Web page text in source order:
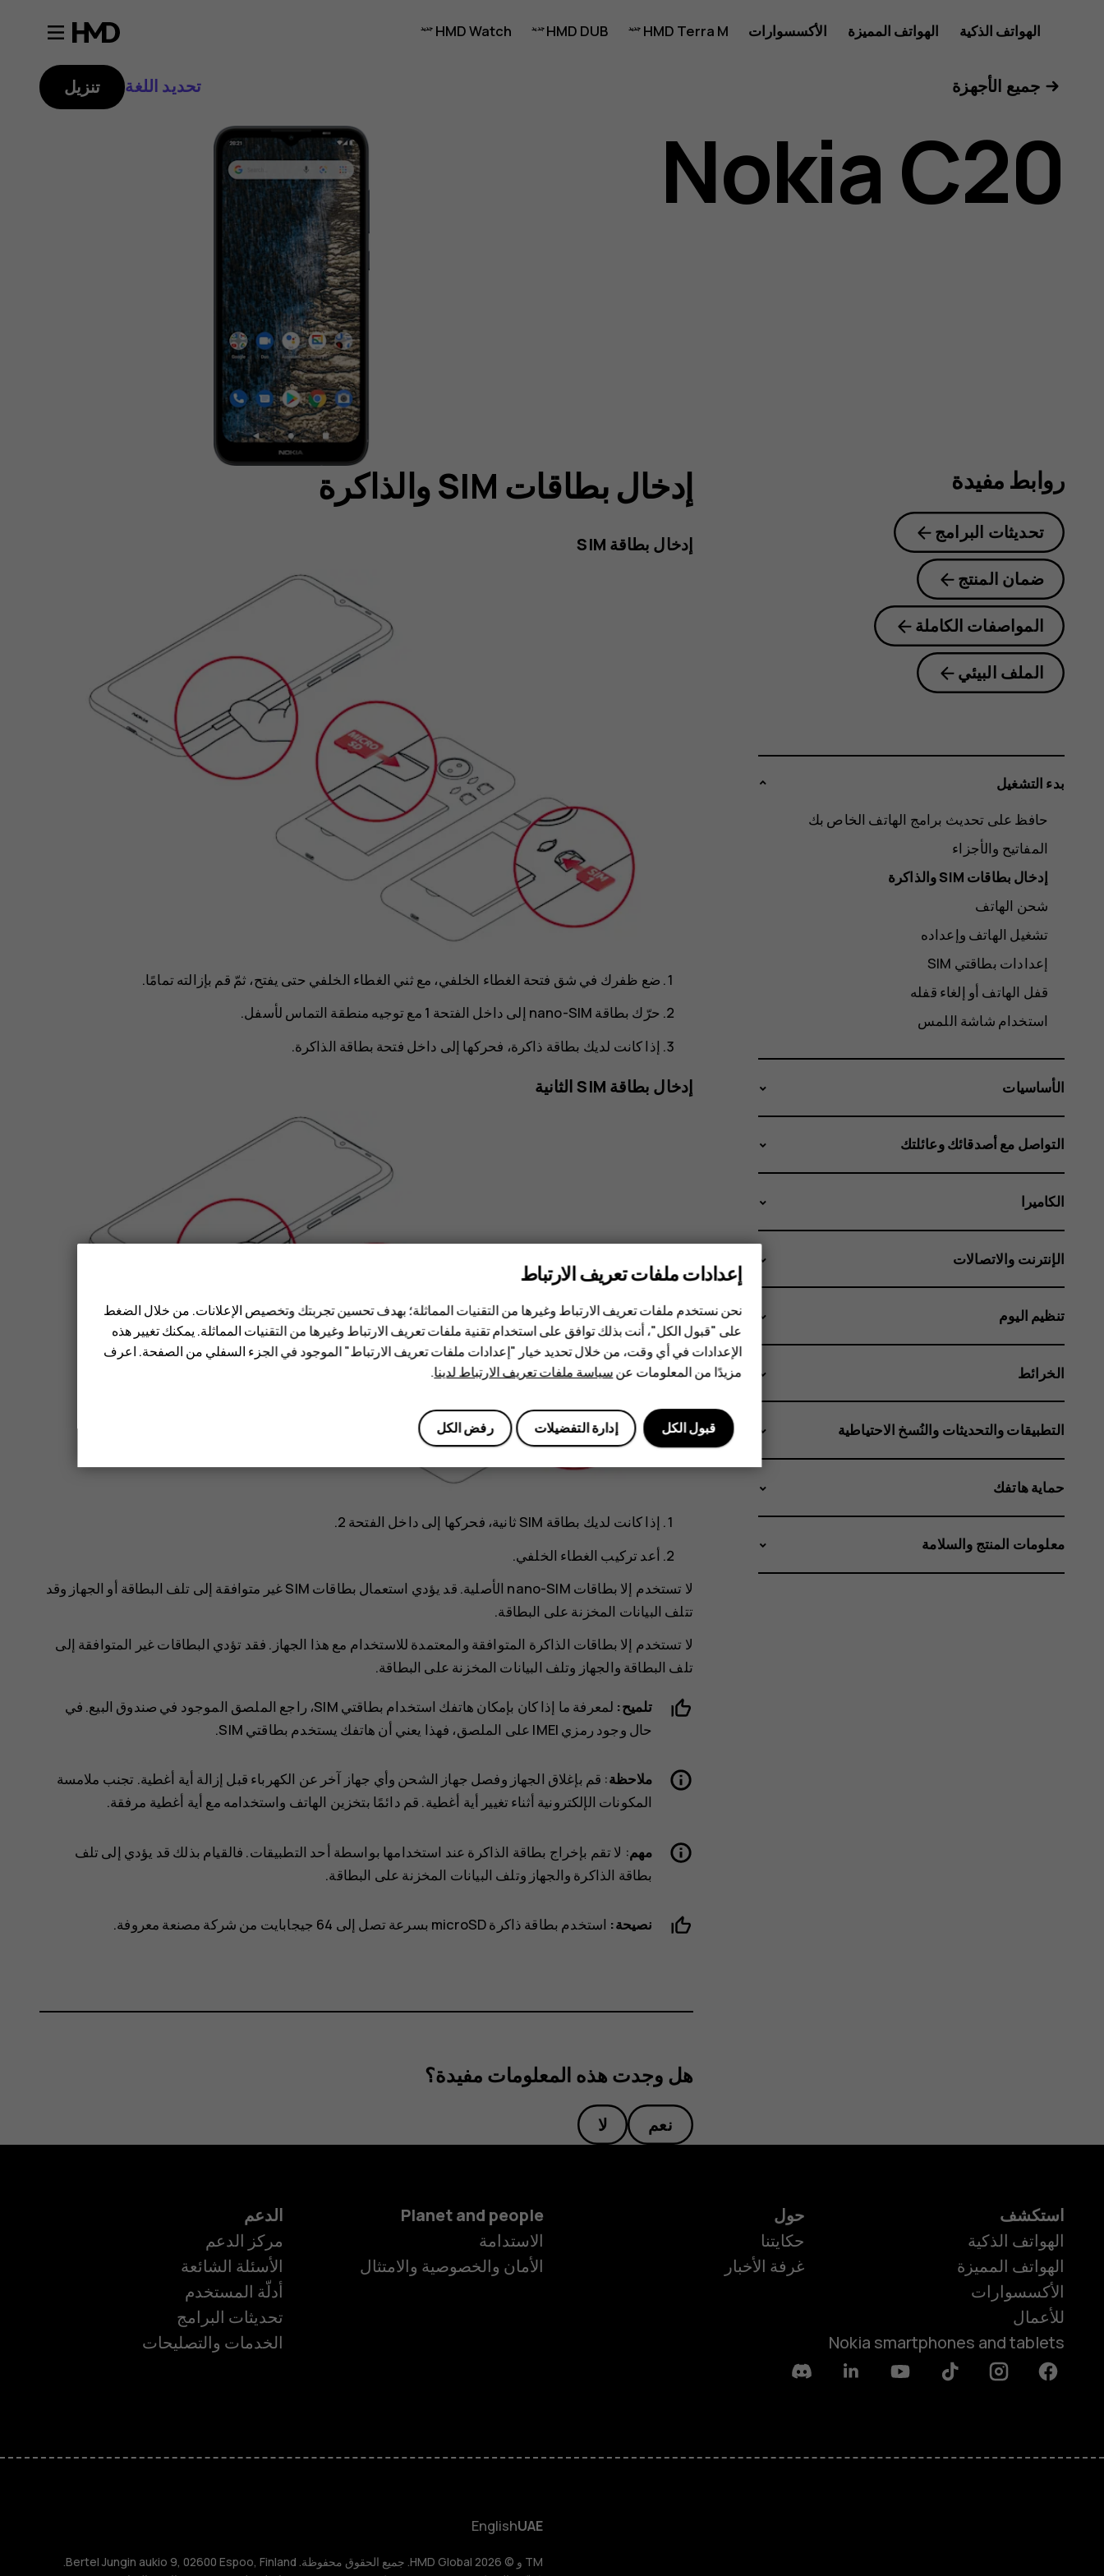
دليل
مستخدم
Nokia
الهواتف الذكية الهواتف المميزة الأكسسوارات HMD Terra M
HMD DUB
HMD Watch
الهواتف الذكية
HMD Terra M
HMD DUB
جميع الأجهزة تحديد اللغة تنزيل
Nokia C20
إدخال بطاقة SIM
ضع ظفرك في شق فتحة الغطاء الخلفي‬، مع ثني الغطاء الخلفي حتى يفتح، ثمّ قم بإزالته تمامًا.‬
حرّك بطاقة nano-SIM إلى داخل الفتحة 1 مع توجيه منطقة التماس لأسفل.
إذا كانت لديك بطاقة ذاكرة، فحركها إلى داخل فتحة بطاقة الذاكرة.
إدخال بطاقة SIM الثانية
إذا كانت لديك بطاقة SIM ثانية، فحركها إلى داخل الفتحة 2.
أعد تركيب الغطاء الخلفي.
لا تستخدم إلا بطاقات nano-SIM الأصلية. قد يؤدي استعمال بطاقات SIM غير متوافقة إلى تلف البطاقة أو الجهاز وقد
تتلف البيانات المخزنة على البطاقة.
لا تستخدم إلا بطاقات الذاكرة المتوافقة والمعتمدة للاستخدام مع هذا الجهاز. فقد تؤدي البطاقات غير المتوافقة إلى
تلف البطاقة والجهاز وتلف البيانات المخزنة على البطاقة.
تلميح:
لمعرفة ما إذا كان بإمكان هاتفك استخدام بطاقتي SIM، راجع الملصق الموجود في صندوق البيع. في
حال وجود رمزي IMEI على الملصق، فهذا يعني أن هاتفك يستخدم بطاقتي SIM.
ملاحظة: قم بإغلاق الجهاز وفصل جهاز الشحن وأي جهاز آخر عن الكهرباء قبل إزالة أية أغطية. تجنب ملامسة
المكونات الإلكترونية أثناء تغيير أية أغطية. قم دائمًا بتخزين الهاتف واستخدامه مع أية أغطية مرفقة.
مهم: لا تقم بإخراج بطاقة الذاكرة عند استخدامها بواسطة أحد التطبيقات. فالقيام بذلك قد يؤدي إلى تلف
بطاقة الذاكرة والجهاز وتلف البيانات المخزنة على البطاقة.
نصيحة: استخدم بطاقة ذاكرة microSD بسرعة تصل إلى 64 جيجابايت من شركة مصنعة معروفة.
هل وجدت هذه المعلومات مفيدة؟
نعم لا
روابط مفيدة
تحديثات البرامج
ضمان المنتج
المواصفات الكاملة
الملف البيئي
بدء التشغيل
حافظ على تحديث برامج الهاتف الخاص بك
المفاتيح والأجزاء
شحن الهاتف
تشغيل الهاتف وإعداده
إعدادات بطاقتي SIM
قفل الهاتف أو إلغاء قفله
استخدام شاشة اللمس
الأساسيات
التواصل مع أصدقائك وعائلتك
الكاميرا
الإنترنت والاتصالات
تنظيم اليوم
الخرائط
التطبيقات والتحديثات والنُسخ الاحتياطية
حماية هاتفك
معلومات المنتج والسلامة
استكشف
الهواتف الذكية
الهواتف المميزة
الأكسسوارات
للأعمال
Nokia smartphones and tablets
حول
حكايتنا
غرفة الأخبار
Planet and people
الاستدامة
الأمان والخصوصية والامتثال
الدعم
مركز الدعم
الأسئلة الشائعة
أدلّة المستخدم
تحديثات البرامج
الخدمات والتصليحات
Facebook
Instagram
Tiktok
Youtube
Linkedin
Discord
UAE
English
TM و © 2026 HMD Global. جميع الحقوق محفوظة. Bertel Jungin aukio 9, 02600 Espoo, Finland.
إعدادات ملفات تعريف الارتباط
نحن نستخدم ملفات تعريف الارتباط وغيرها من التقنيات المماثلة؛ بهدف تحسين تجربتك وتخصيص الإعلانات. من خلال الضغط
على "قبول الكل"، أنت بذلك توافق على استخدام تقنية ملفات تعريف الارتباط وغيرها من التقنيات المماثلة. يمكنك تغيير هذه
الإعدادات في أي وقت، من خلال تحديد خيار "إعدادات ملفات تعريف الارتباط" الموجود في الجزء السفلي من الصفحة. اعرف
مزيدًا من المعلومات عنسياسة ملفات تعريف الارتباط لدينا.
رفض الكل إدارة التفضيلات قبول الكل